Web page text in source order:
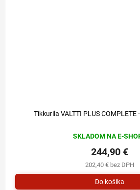
Tikkurila VALTTI PLUS
SKLADOM NA E-
202,40 € bez DPH
244,90 €